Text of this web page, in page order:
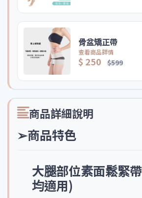
骨盆矯正帶
查看商品詳情
$ 250 $599
商品詳細說明
➢商品特色
大腿部位素面鬆緊
均適用)